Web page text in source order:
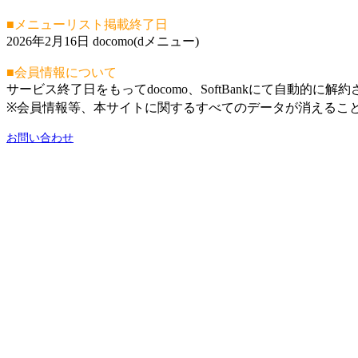
■メニューリスト掲載終了日
2026年2月16日 docomo(dメニュー)
■会員情報について
サービス終了日をもってdocomo、SoftBankにて自動的に解約
※会員情報等、本サイトに関するすべてのデータが消えるこ
お問い合わせ